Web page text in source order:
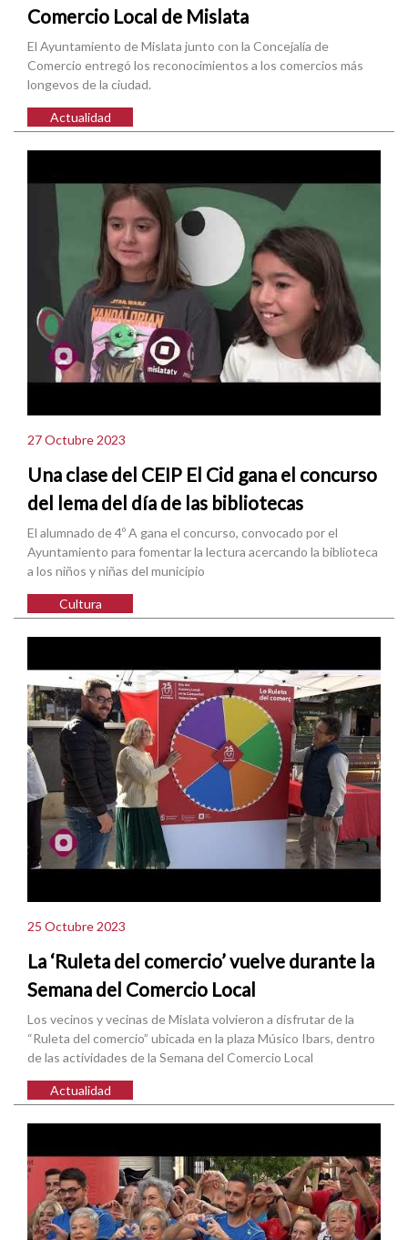
Comercio Local de Mislata
El Ayuntamiento de Mislata junto con la Concejalía de
Comercio entregó los reconocimientos a los comercios más
longevos de la ciudad.
Actualidad
27 Octubre 2023
Una clase del CEIP El Cid gana el concurso
del lema del día de las bibliotecas
El alumnado de 4º A gana el concurso, convocado por el
Ayuntamiento para fomentar la lectura acercando la biblioteca
a los niños y niñas del municipio
Cultura
25 Octubre 2023
La ‘Ruleta del comercio’ vuelve durante la
Semana del Comercio Local
Los vecinos y vecinas de Mislata volvieron a disfrutar de la
“Ruleta del comercio” ubicada en la plaza Músico Ibars, dentro
de las actividades de la Semana del Comercio Local
Actualidad